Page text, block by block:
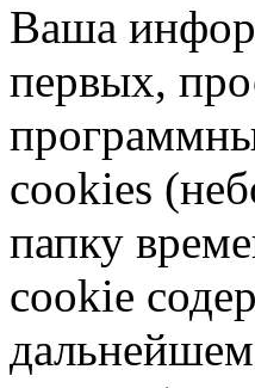
Ваша
первых,
cookies
папку
cookie